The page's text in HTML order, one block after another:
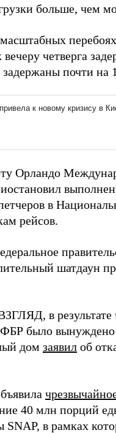
больше, чем
масштабных
четверга
почти на
Орландо
в
рейсов.
шатдаун
в
было вынуждено
дом заявил об
40 млн порций
в рамках